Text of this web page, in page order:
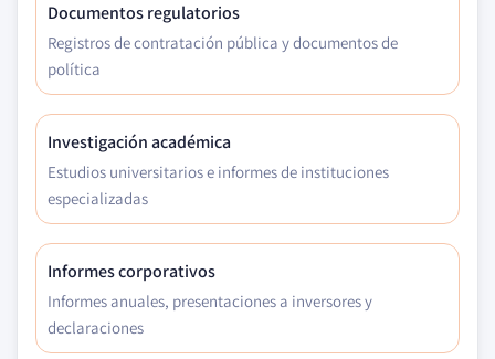
Documentos regulatorios
Registros de contratación pública y documentos de
política
Investigación académica
Estudios universitarios e informes de instituciones
especializadas
Informes corporativos
Informes anuales, presentaciones a inversores y
declaraciones